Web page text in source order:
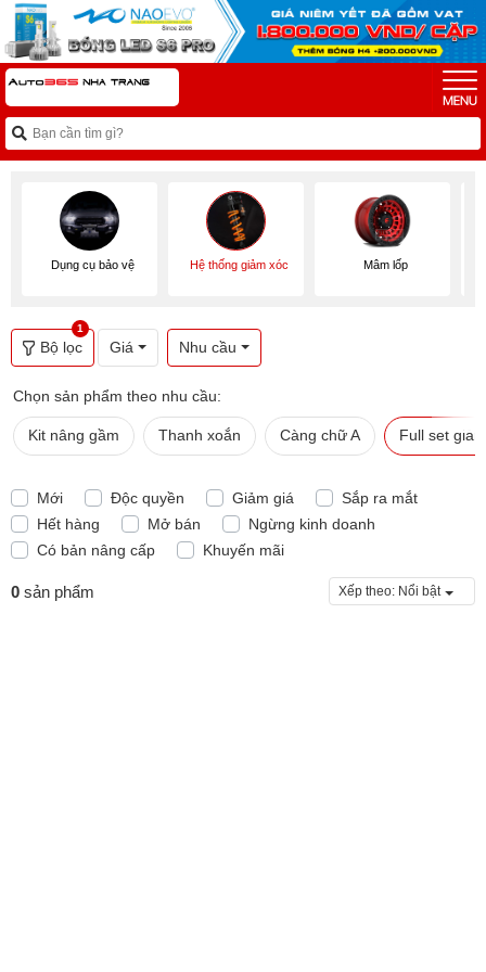
Dụng cụ bảo vệ Hệ thống giảm xóc Mâm lốp
Bộ lọc
1
Giá Nhu cầu
Chọn sản phẩm theo nhu cầu:
Kit nâng gầm Thanh xoắn Càng chữ A Full set
Mới Độc quyền Giảm giá
Sắp ra mắt
Hết hàng
Mở bán
Ngừng kinh doanh
Có bản nâng cấp
Khuyến mãi
0 sản phẩm Xếp theo: Nổi bật